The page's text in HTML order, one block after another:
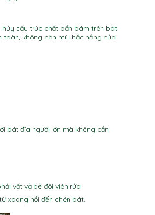
hủy cấu trúc chất bẩn bám trên bát
toàn, không còn mùi hắc nồng của
bát đĩa người lớn mà không cần
vất vả bẻ đôi viên rửa
xoong nồi đến chén bát.